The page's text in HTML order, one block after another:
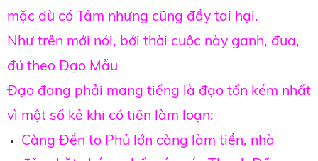
mặc dù có Tâm nhưng cũng đầy tai hại.
Như trên mới nói, bởi thời cuộc này ganh, đua,
đú theo Đạo Mẫu
Đạo đang phải mang tiếng là đạo tốn kém nhất
vì một số kẻ khi có tiền làm loạn:
Càng Đền to Phủ lớn càng làm tiền, nhà